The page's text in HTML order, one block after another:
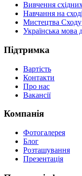
Вивчення
Навчання на сході
Мистецтва Сходу
Українська мова
Підтримка
Вартість
Контакти
Про нас
Вакансії
Компанія
Фотогалерея
Блог
Розташування
Презентація